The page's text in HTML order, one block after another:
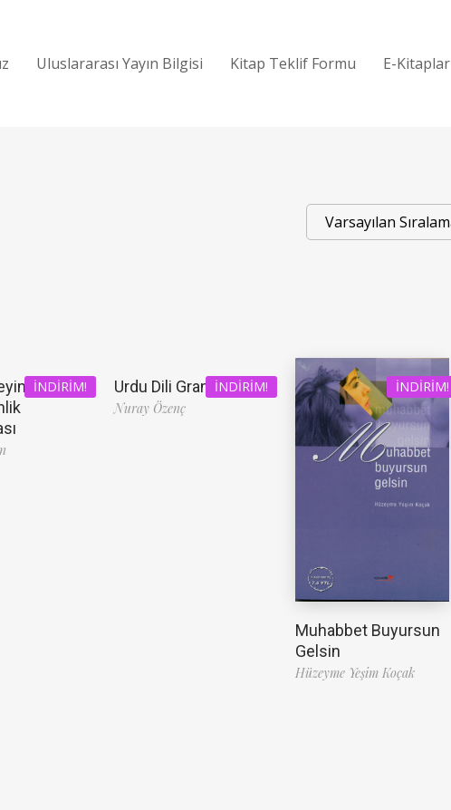
Uluslararası Yayın Bilgisi Kitap Teklif Formu E-Kitaplar
İNDIRIM!
ve
İNDIRIM!
Urdu Dili Grameri
Nuray Özenç
İNDIRIM!
Muhabbet Buyursun
Gelsin
Hüzeyme Yeşim Koçak